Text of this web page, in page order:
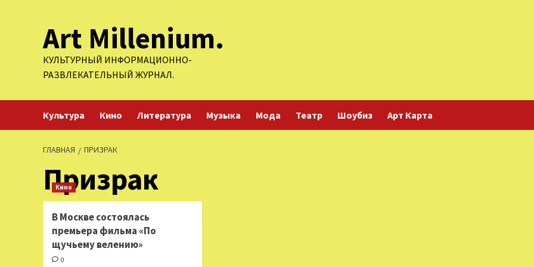
содержимомуArt Millenium.
КУЛЬТУРНЫЙ ИНФОРМАЦИОННО-
РАЗВЛЕКАТЕЛЬНЫЙ ЖУРНАЛ.
Культура Кино Литература Музыка Мода Театр Шоубиз Арт Карта
ГЛАВНАЯ ПРИЗРАК
Призрак
Кино
В Москве состоялась
премьера фильма «По
щучьему велению»
0